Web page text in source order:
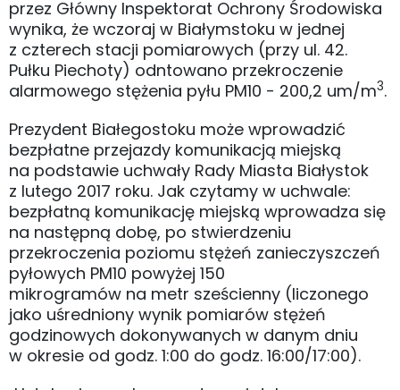
przez Główny Inspektorat Ochrony Środowiska
wynika, że wczoraj w Białymstoku w jednej
z czterech stacji pomiarowych (przy ul. 42.
Pułku Piechoty) odntowano przekroczenie
alarmowego stężenia pyłu PM10 - 200,2 um/m3.
Prezydent Białegostoku może wprowadzić
bezpłatne przejazdy komunikacją miejską
na podstawie uchwały Rady Miasta Białystok
z lutego 2017 roku. Jak czytamy w uchwale:
bezpłatną komunikację miejską wprowadza się
na następną dobę, po stwierdzeniu
przekroczenia poziomu stężeń zanieczyszczeń
pyłowych PM10 powyżej 150
mikrogramów na metr sześcienny (liczonego
jako uśredniony wynik pomiarów stężeń
godzinowych dokonywanych w danym dniu
w okresie od godz. 1:00 do godz. 16:00/17:00).